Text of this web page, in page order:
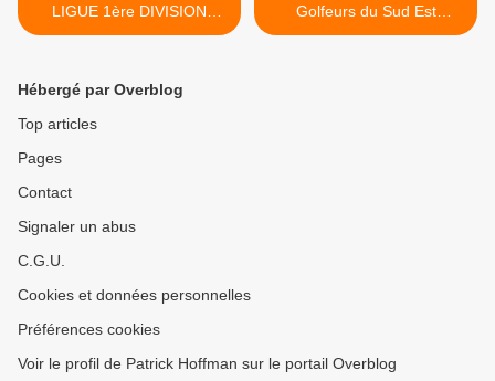
LIGUE 1ère DIVISION
SENIORS DAMES
Golfeurs du Sud Est
(ASGSE) : TROPHEE
Hébergé par Overblog
Top articles
Pages
Contact
Signaler un abus
C.G.U.
Cookies et données personnelles
Préférences cookies
Voir le profil de Patrick Hoffman sur le portail Overblog